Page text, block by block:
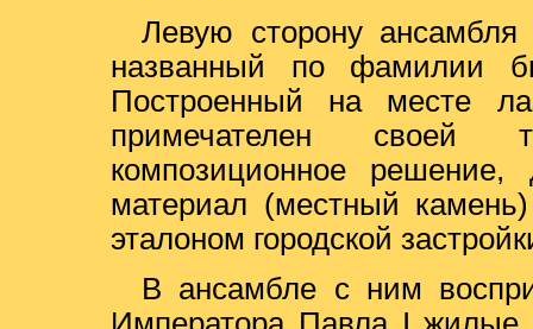
Левую сторону
названный по фамилии
Построенный на месте
примечателен своей
композиционное
материал (местный
эталоном городской
В ансамбле с ним